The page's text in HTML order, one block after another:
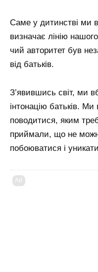
Саме у дитинстві ми
визначає лінію
чий авторитет був
від батьків.
З’явившись світ, ми
інтонацію батьків.
поводитися, яким
приймали, що не
побоюватися і
Ad